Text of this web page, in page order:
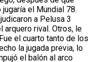
el Mundial 78.
a Pelusa 3
arquero rival. Otros, le
el cuarto tanto de los
la jugada previa, lo
el balón al arco